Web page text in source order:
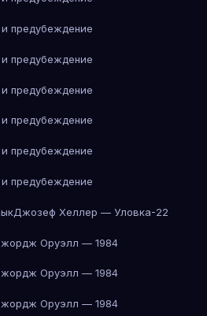
предубеждение
предубеждение
предубеждение
предубеждение
предубеждение
предубеждение
Джозеф Хеллер — Уловка-22
Оруэлл — 1984
Оруэлл — 1984
Оруэлл — 1984